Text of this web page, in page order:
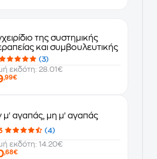
της συστημικής
και συμβουλευτικής
(3)
εκδότη: 28.01€
,99€
μ' αγαπάς, μη μ' αγαπάς
(4)
εκδότη: 14.20€
,68€